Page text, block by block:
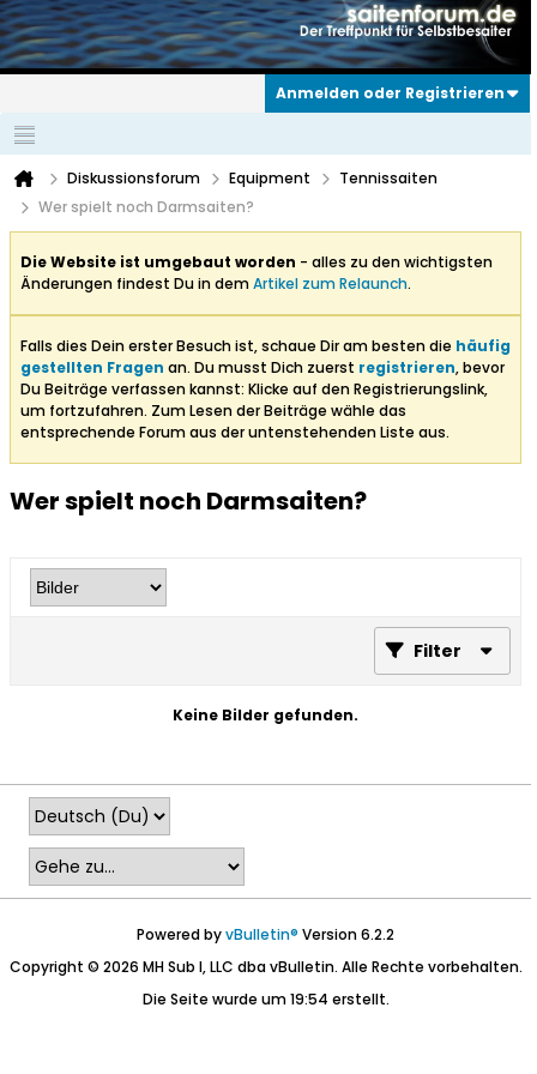
Anmelden oder Registrieren
Diskussionsforum Equipment
Tennissaiten
Wer spielt noch Darmsaiten?
Die Website ist umgebaut worden - alles zu den wichtigsten
Änderungen findest Du in demArtikel zum Relaunch.
Falls dies Dein erster Besuch ist, schaue Dir am besten die häufig
gestellten Fragen an. Du musst Dich zuerst registrieren, bevor
Du Beiträge verfassen kannst: Klicke auf den Registrierungslink,
um fortzufahren. Zum Lesen der Beiträge wähle das
entsprechende Forum aus der untenstehenden Liste aus.
Wer spielt noch Darmsaiten?
Filter
Keine Bilder gefunden.
Powered byvBulletin® Version 6.2.2
Copyright © 2026 MH Sub I, LLC dba vBulletin. Alle Rechte vorbehalten.
Die Seite wurde um 19:54 erstellt.